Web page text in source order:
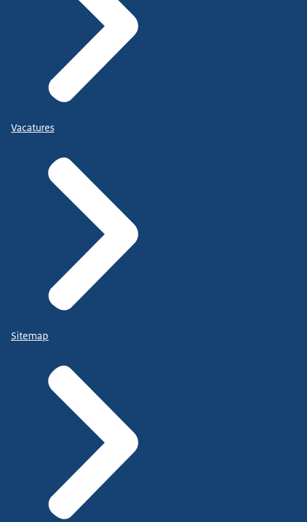
Vacatures
Sitemap